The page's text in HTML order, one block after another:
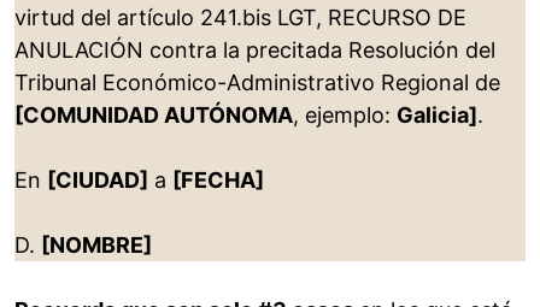
virtud del artículo 241.bis LGT, RECURSO DE
ANULACIÓN contra la precitada Resolución del
Tribunal Económico-Administrativo Regional de
[COMUNIDAD AUTÓNOMA, ejemplo: Galicia].
En [CIUDAD] a [FECHA]
D. [NOMBRE]